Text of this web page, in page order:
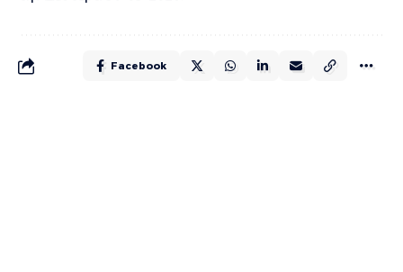
Facebook